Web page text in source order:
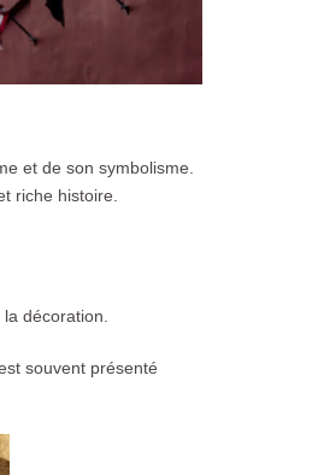
et de son symbolisme.
riche histoire.
décoration.
souvent présenté